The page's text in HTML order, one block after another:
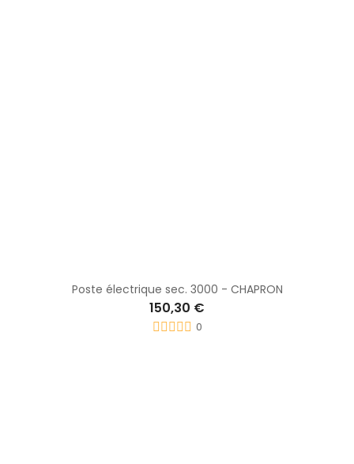
Poste électrique sec. 3000 - CHAPRON
150,30 €
0